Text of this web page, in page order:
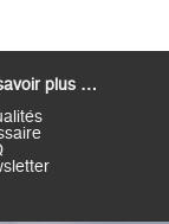
plus …